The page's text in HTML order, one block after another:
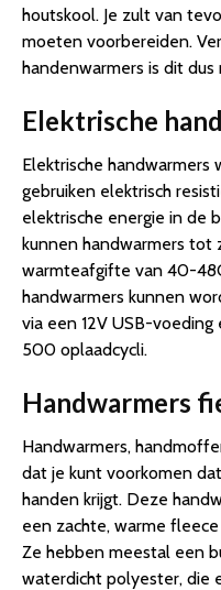
houtskool. Je zult van
moeten voorbereiden.
handenwarmers is dit dus
Elektrische
Elektrische handwarmers
gebruiken elektrisch
elektrische energie in de
kunnen handwarmers tot
warmteafgifte van 40-
handwarmers kunnen
via een 12V USB-
500 oplaadcycli.
Handwarmers
Handwarmers,
dat je kunt voorkomen
handen krijgt. Deze
een zachte, warme
Ze hebben meestal een
waterdicht polyester, die